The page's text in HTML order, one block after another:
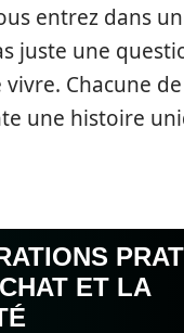
entrez dans
juste une
Chacune
une histoire
ET LA